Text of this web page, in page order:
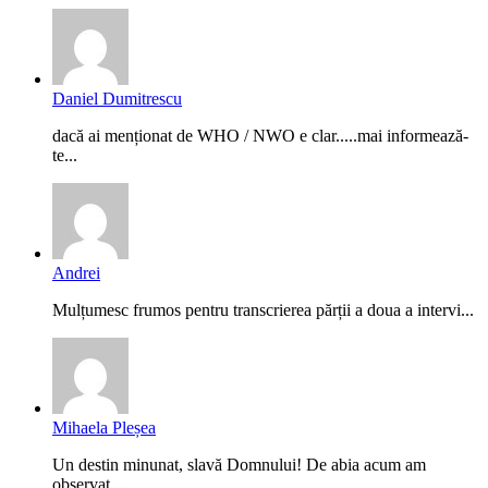
Daniel Dumitrescu
dacă ai menționat de WHO / NWO e clar.....mai informează-
te...
Andrei
Mulțumesc frumos pentru transcrierea părții a doua a intervi...
Mihaela Pleșea
Un destin minunat, slavă Domnului! De abia acum am
observat,...